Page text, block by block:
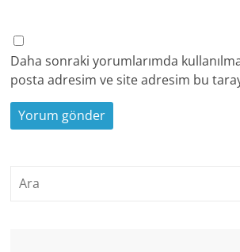
Daha sonraki yorumlarımda
posta adresim ve site adresim bu